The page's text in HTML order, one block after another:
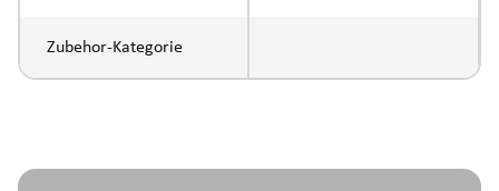
Zubehor-Kategorie